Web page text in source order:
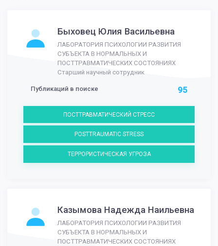
Быховец Юлия Васильевна
ЛАБОРАТОРИЯ ПСИХОЛОГИИ РАЗВИТИЯ
СУБЪЕКТА В НОРМАЛЬНЫХ И
ПОСТТРАВМАТИЧЕСКИХ СОСТОЯНИЯХ
Старший научный сотрудник
Публикаций в поиске 95
ПОСТТРАВМАТИЧЕСКИЙ СТРЕСС
POSTTRAUMATIC STRESS
ТЕРРОРИСТИЧЕСКАЯ УГРОЗА
Казымова Надежда Наильевна
ЛАБОРАТОРИЯ ПСИХОЛОГИИ РАЗВИТИЯ
СУБЪЕКТА В НОРМАЛЬНЫХ И
ПОСТТРАВМАТИЧЕСКИХ СОСТОЯНИЯХ